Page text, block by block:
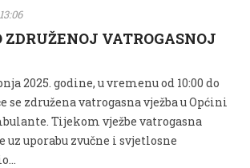
ZDRUŽENOJ VATROGASNOJ
2025. godine, u vremenu od 10:00 do
se združena vatrogasna vježba u Općini
Tijekom vježbe vatrogasna
uz uporabu zvučne i svjetlosne